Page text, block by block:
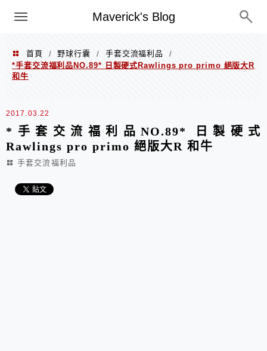
Maverick's Blog
Menu
首頁 / 野球行囊 / 手套交流福利品
/
*手套交流福利品NO.89* 日製硬式Rawlings pro primo 絕版大R
和牛
2017.03.22
*手套交流福利品NO.89* 日製硬式
Rawlings pro primo 絕版大R 和牛
手套交流福利品